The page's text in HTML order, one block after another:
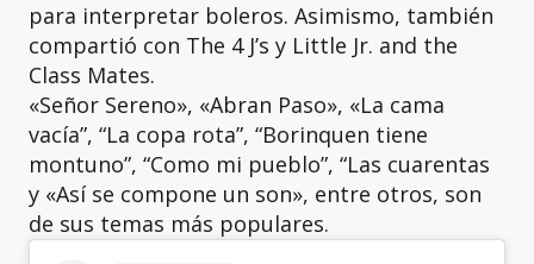
para interpretar boleros. Asimismo, también
compartió con The 4 J’s y Little Jr. and the
Class Mates.
«Señor Sereno», «Abran Paso», «La cama
vacía”, “La copa rota”, “Borinquen tiene
montuno”, “Como mi pueblo”, “Las cuarentas
y «Así se compone un son», entre otros, son
de sus temas más populares.